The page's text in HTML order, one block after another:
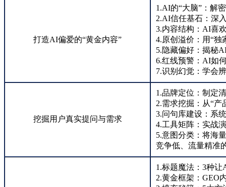
打造AI偏爱的“黄金内容”
1.AI的“大脑”：解
2.AI信任基石：深
3.内容结构：AI喜
4.原创溢价：用“独
5.隐藏偏好：揭秘
6.红线预警：AI如
7.识别幻觉：学会
挖掘用户真实提问与需求
1.品牌定位：制定
2.需求挖掘：从“产
3.问句库建设：系
4.工具矩阵：实战
5.意图分类：将海
竞争低、流量精准
1.标题魔法：3种
2.黄金框架：GEO